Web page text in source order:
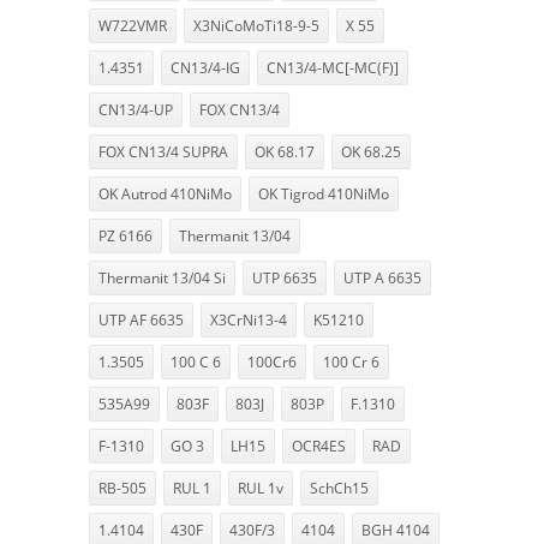
W722VMR X3NiCoMoTi18-9-5 X 55
1.4351 CN13/4-IG CN13/4-MC[-MC(F)]
CN13/4-UP FOX CN13/4
FOX CN13/4 SUPRA OK 68.17 OK 68.25
OK Autrod 410NiMo OK Tigrod 410NiMo
PZ 6166 Thermanit 13/04
Thermanit 13/04 Si UTP 6635 UTP A 6635
UTP AF 6635 X3CrNi13-4 K51210
1.3505 100 C 6 100Cr6 100 Cr 6
535A99 803F 803J 803P F.1310
F-1310 GO 3 LH15 OCR4ES RAD
RB-505 RUL 1 RUL 1v SchCh15
1.4104 430F 430F/3 4104 BGH 4104